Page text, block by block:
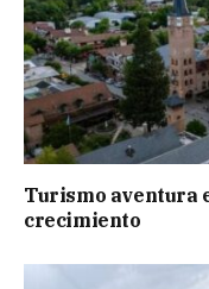
Turismo aventura
crecimiento